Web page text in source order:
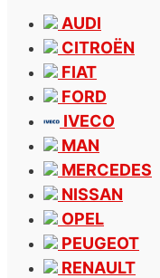
AUDI
CITROËN
FIAT
FORD
IVECO
MAN
MERCEDES
NISSAN
OPEL
PEUGEOT
RENAULT